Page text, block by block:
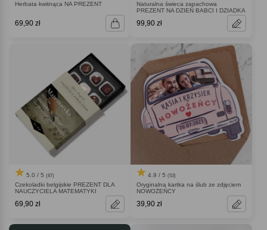
Herbata kwitnąca NA PREZENT
69,90 zł
Naturalna świeca zapachowa
PREZENT NA DZIEŃ BABCI I DZIADKA
99,90 zł
5.0 / 5 (87)
Czekoladki belgijskie PREZENT DLA
NAUCZYCIELA MATEMATYKI
69,90 zł
4.9 / 5 (53)
Oryginalna kartka na ślub ze zdjęciem
NOWOŻEŃCY
39,90 zł